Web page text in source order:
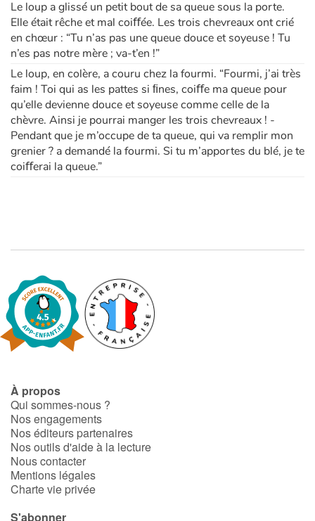
Apprendre les langues
Dyslexie, troubles de la lecture
Nos listes de lecture
Les plus lus
Coups de coeur
Le loup a glissé un petit bout de sa queue sous la porte.
Elle était rêche et mal coiﬀée. Les trois chevreaux ont crié
en chœur : “Tu n’as pas une queue douce et soyeuse ! Tu
n’es pas notre mère ; va-t’en !”
Le loup, en colère, a couru chez la fourmi. “Fourmi, j’ai très
faim ! Toi qui as les pattes si ﬁnes, coiﬀe ma queue pour
qu’elle devienne douce et soyeuse comme celle de la
chèvre. Ainsi je pourrai manger les trois chevreaux ! -
Pendant que je m’occupe de ta queue, qui va remplir mon
grenier ? a demandé la fourmi. Si tu m’apportes du blé, je te
coiﬀerai la queue.”
À propos
Qui sommes-nous ?
Nos engagements
Nos éditeurs partenaires
Nos outils d'aide à la lecture
Nous contacter
Mentions légales
Charte vie privée
S'abonner